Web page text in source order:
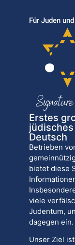
Für Juden
Erstes
Deutsch
Betrieben
bietet diese
viele
Judentum,
dagegen ein.
Unser Ziel